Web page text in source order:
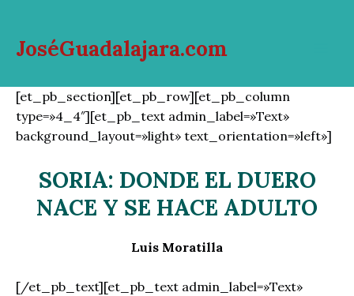
contenido
JoséGuadalajara.com
[et_pb_section][et_pb_row][et_pb_column
type=»4_4″][et_pb_text admin_label=»Text»
background_layout=»light» text_orientation=»left»]
SORIA: DONDE EL DUERO
NACE Y SE HACE ADULTO
Luis Moratilla
[/et_pb_text][et_pb_text admin_label=»Text»